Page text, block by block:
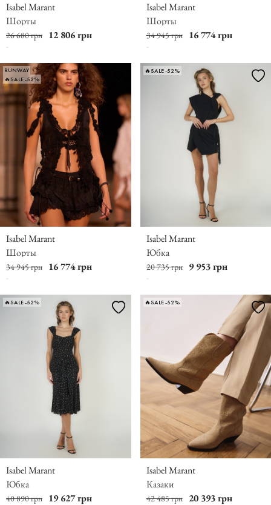
Isabel Marant
Шорты
26 680 грн 12 806 грн
Isabel Marant
Шорты
34 945 грн 16 774 грн
RUNWAY
🔥SALE -52%
Isabel Marant
Шорты
34 945 грн 16 774 грн
🔥SALE -52%
Isabel Marant
Юбка
20 735 грн 9 953 грн
🔥SALE -52%
Isabel Marant
Юбка
40 890 грн 19 627 грн
🔥SALE -52%
Isabel Marant
Казаки
42 485 грн 20 393 грн